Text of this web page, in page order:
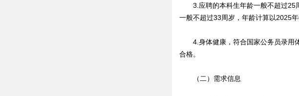
3.应聘的本科生年龄一般不超过25
一般不超过33周岁，年龄计算以2025年
4.身体健康，符合国家公务员录用
合格。
（二）需求信息